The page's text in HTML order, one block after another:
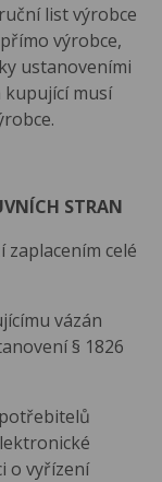
list výrobce
výrobce,
ustanoveními
kupující musí
STRAN
zaplacením celé
vázán
§ 1826
o vyřízení